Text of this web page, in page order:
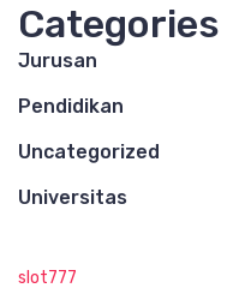
Categories
Jurusan
Pendidikan
Uncategorized
Universitas
slot777